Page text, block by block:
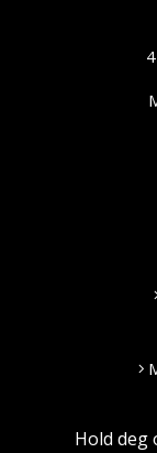
Hold deg